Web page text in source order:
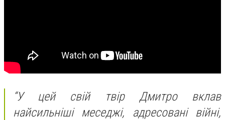
“У цей свій твір Дмитро вклав
найсильніші меседжі, адресовані війні,